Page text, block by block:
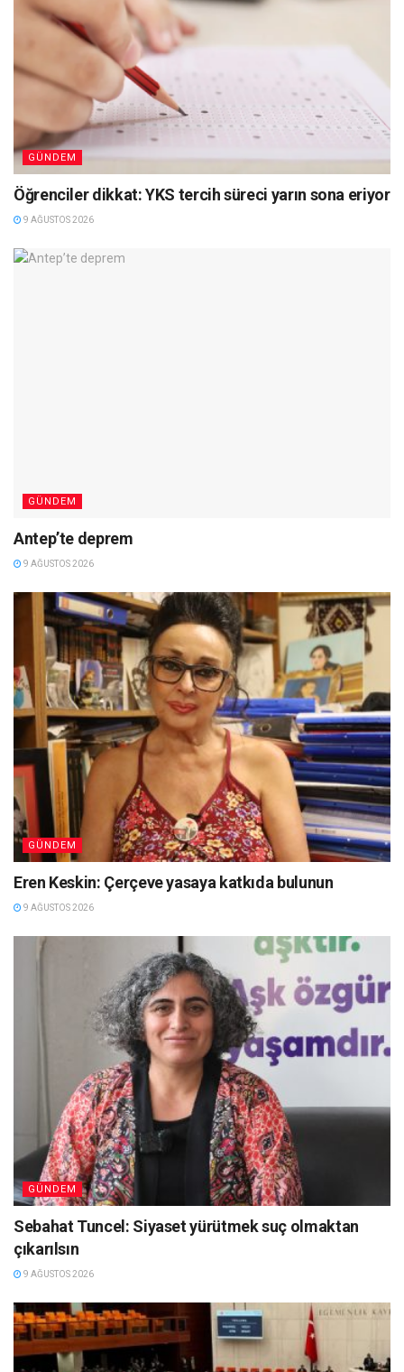
GÜNDEM
Öğrenciler dikkat: YKS tercih süreci yarın sona eriyor
9 AĞUSTOS 2026
GÜNDEM
Antep’te deprem
9 AĞUSTOS 2026
GÜNDEM
Eren Keskin: Çerçeve yasaya katkıda bulunun
9 AĞUSTOS 2026
GÜNDEM
Sebahat Tuncel: Siyaset yürütmek suç olmaktan
çıkarılsın
9 AĞUSTOS 2026